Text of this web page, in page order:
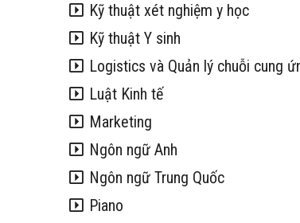
Kỹ thuật xét nghiệm y học
Kỹ thuật Y sinh
Logistics và Quản lý chuỗi cung
Luật Kinh tế
Marketing
Ngôn ngữ Anh
Ngôn ngữ Trung Quốc
Piano